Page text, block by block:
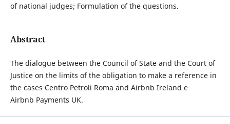
of national judges; Formulation of the questions.
Abstract
The dialogue between the Council of State and the Court of
Justice on the limits of the obligation to make a reference in
the cases Centro Petroli Roma and Airbnb Ireland e
Airbnb Payments UK.